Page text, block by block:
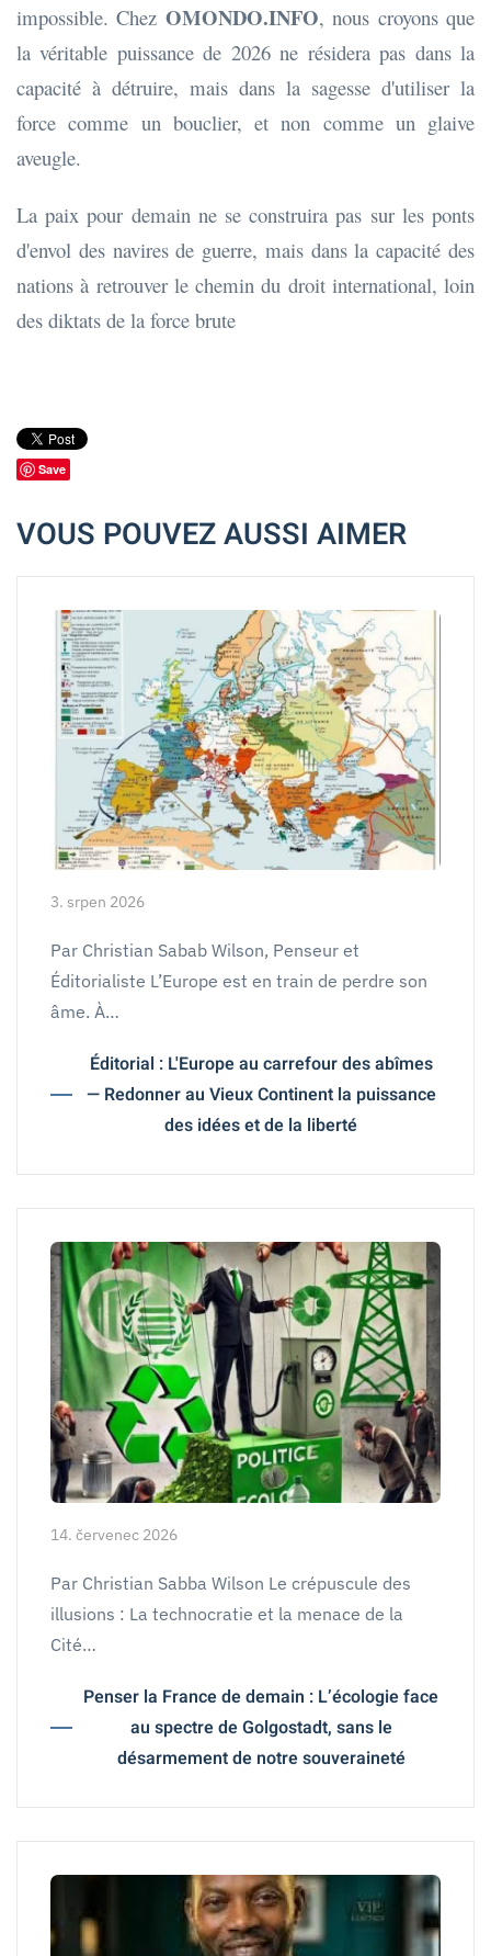
impossible. Chez OMONDO.INFO, nous croyons que
la véritable puissance de 2026 ne résidera pas dans la
capacité à détruire, mais dans la sagesse d'utiliser la
force comme un bouclier, et non comme un glaive
aveugle.
La paix pour demain ne se construira pas sur les ponts
d'envol des navires de guerre, mais dans la capacité des
nations à retrouver le chemin du droit international, loin
des diktats de la force brute
Save
VOUS POUVEZ AUSSI AIMER
3. srpen 2026
Par Christian Sabab Wilson, Penseur et
Éditorialiste L’Europe est en train de perdre son
âme. À…
Éditorial : L'Europe au carrefour des abîmes
— Redonner au Vieux Continent la puissance
des idées et de la liberté
14. červenec 2026
Par Christian Sabba Wilson Le crépuscule des
illusions : La technocratie et la menace de la
Cité…
Penser la France de demain : L’écologie face
au spectre de Golgostadt, sans le
désarmement de notre souveraineté